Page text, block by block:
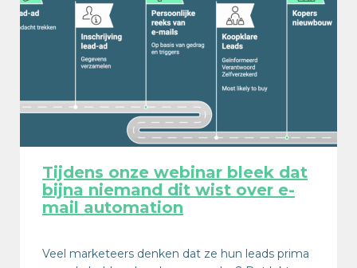
Tijdens onze webinar bleek dat
bijna niemand dit wist over e-
mail automation
Veel marketeers denken dat ze hun leads prima